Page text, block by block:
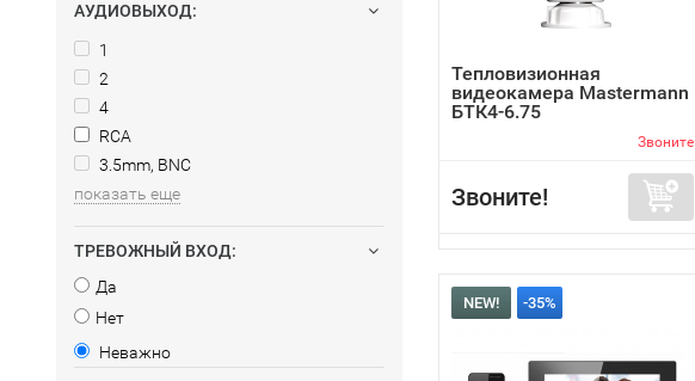
АУДИОВЫХОД:
1
2
4
RCA
3.5mm, BNC
показать еще
ТРЕВОЖНЫЙ ВХОД:
Да
Нет
Неважно
Тепловизионная
видеокамера Mastermann
БТК4-6.75
Звоните
Звоните!
NEW! -35%